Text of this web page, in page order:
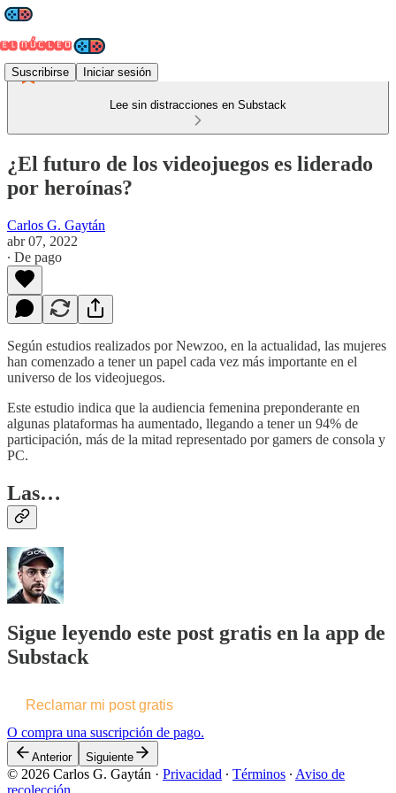
Suscribirse Iniciar sesión
Lee sin distracciones en Substack
¿El futuro de los videojuegos es liderado
por heroínas?
Carlos G. Gaytán
abr 07, 2022
∙ De pago
Según estudios realizados por Newzoo, en la actualidad, las mujeres
han comenzado a tener un papel cada vez más importante en el
universo de los videojuegos.
Este estudio indica que la audiencia femenina preponderante en
algunas plataformas ha aumentado, llegando a tener un 94% de
participación, más de la mitad representado por gamers de consola y
PC.
Las…
Sigue leyendo este post gratis en la app de
Substack
Reclamar mi post gratis
O compra una suscripción de pago.
Anterior Siguiente
© 2026 Carlos G. Gaytán · Privacidad ∙ Términos ∙ Aviso de